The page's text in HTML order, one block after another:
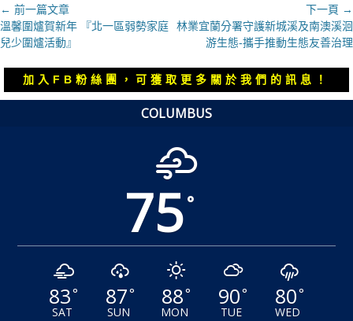
文
章
導
覽
← 前一篇文章
上
一
章：
溫馨圍爐賀新年 『北一區弱勢家庭
兒少圍爐活動』
下一頁 →
下
文
章：
林業宜蘭分署守護新城溪及南澳溪洄
游生態-攜手推動生態友善治理
加入FB粉絲團，可獲取更多關於我們的訊息！
COLUMBUS
75°
83°
SAT
87°
SUN
88°
MON
90°
TUE
80°
WED